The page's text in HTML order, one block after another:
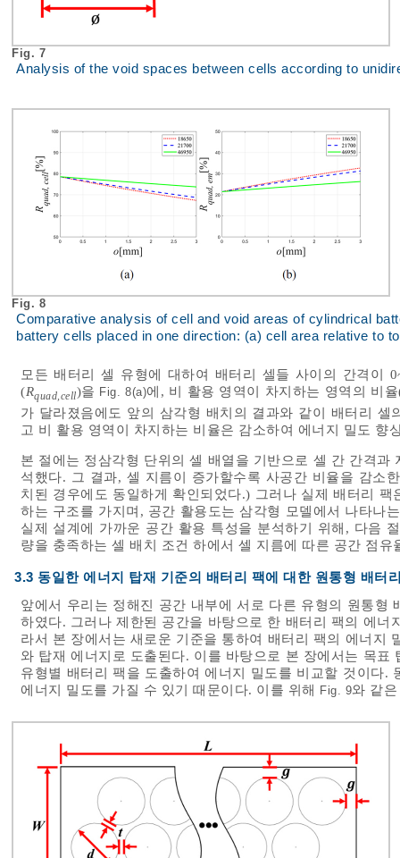
Fig. 7
Analysis of the void spaces between cells according to
Fig. 8
Comparative analysis of cell and void areas of cylindrical
battery cells placed in one direction: (a) cell area relative to
모든 배터리 셀 유형에 대하여 배터리 셀들 사이의 간격이
(Rquad,cell)을 Fig. 8(a)에, 비 활용 영역이 차지하는 영역의 비
가 달라졌음에도 앞의 삼각형 배치의 결과와 같이 배터리
고 비 활용 영역이 차지하는 비율은 감소하여 에너지 밀도 향
본 절에는 정삼각형 단위의 셀 배열을 기반으로 셀 간 간격
석했다. 그 결과, 셀 지름이 증가할수록 사공간 비율을 감소
치된 경우에도 동일하게 확인되었다.) 그러나 실제 배터리
하는 구조를 가지며, 공간 활용도는 삼각형 모델에서 나타나
실제 설계에 가까운 공간 활용 특성을 분석하기 위해, 다음
량을 충족하는 셀 배치 조건 하에서 셀 지름에 따른 공간 점
3.3 동일한 에너지 탑재 기준의 배터리 팩에 대한 원통형 배터
앞에서 우리는 정해진 공간 내부에 서로 다른 유형의 원통형
하였다. 그러나 제한된 공간을 바탕으로 한 배터리 팩의 에
라서 본 장에서는 새로운 기준을 통하여 배터리 팩의 에너지
와 탑재 에너지로 도출된다. 이를 바탕으로 본 장에서는 목
유형별 배터리 팩을 도출하여 에너지 밀도를 비교할 것이다.
에너지 밀도를 가질 수 있기 때문이다. 이를 위해
Fig. 9와 같